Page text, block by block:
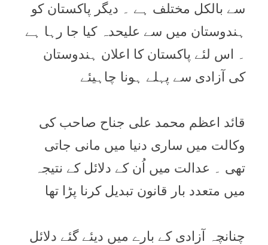
سے بالکل مختلف ہے ۔ دیگر پاکستان کو
ہندوستان میں سے علیحدہ کیا جا رہا ہے
۔ اس لئے پاکستان کا اعلان ہندوستان
کی آزادی سے پہلے ہونا چاہیئے
قائد اعظم محمد علی جناح صاحب کی
وکالت میں ساری دنیا میں مانی جاتی
تھی ۔ عدالت میں اُن کے دلائل کے نتیجہ
میں متعدد بار قانون تبدیل کرنا پڑا تھا
چنانچہ آزادی کے بارے میں دیئے گئے دلائل